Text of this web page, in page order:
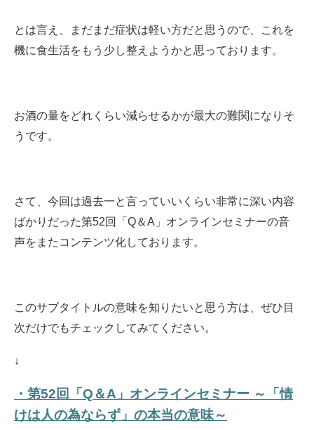
とは言え、まだまだ症状は軽い方だと思うので、これを
機に食生活をもう少し整えようかと思っております。
お酒の量をどれくらい減らせるかが最大の難関になりそ
うです。
さて、今回は過去一と言っていいくらい非常に深い内容
ばかりだった第52回「Q＆A」オンラインセミナーの音
声をまたコンテンツ化しております。
このサブタイトルの意味を知りたいと思う方は、ぜひ目
次だけでもチェックしてみてください。
↓
・第52回「Q＆A」オンラインセミナー ～「情
けは人の為ならず」の本当の意味～